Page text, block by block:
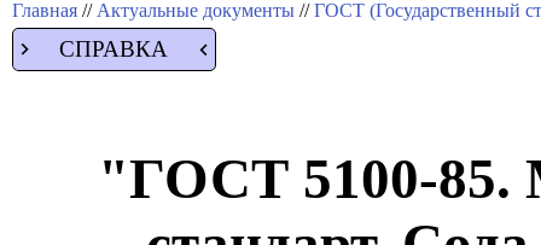
Главная // Актуальные документы //ГОСТ (Государственный
СПРАВКА
"ГОСТ 5100-85.